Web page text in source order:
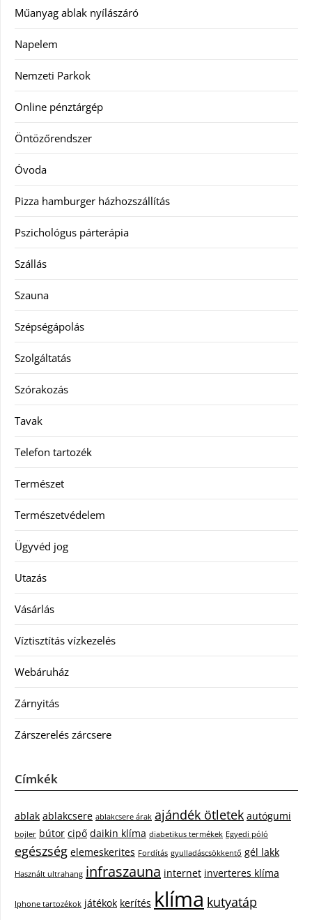
Műanyag ablak nyílászáró
Napelem
Nemzeti Parkok
Online pénztárgép
Öntözőrendszer
Óvoda
Pizza hamburger házhozszállítás
Pszichológus párterápia
Szállás
Szauna
Szépségápolás
Szolgáltatás
Szórakozás
Tavak
Telefon tartozék
Természet
Természetvédelem
Ügyvéd jog
Utazás
Vásárlás
Víztisztítás vízkezelés
Webáruház
Zárnyitás
Zárszerelés zárcsere
Címkék
ablak ablakcsere ablakcsere árak ajándék ötletek autógumi
bojler bútor cipő daikin klíma diabetikus termékek Egyedi póló
egészség elemeskerites Fordítás gyulladáscsökkentő gél lakk
Használt ultrahang infraszauna internet inverteres klíma
Iphone tartozékok játékok kerítés klíma kutyatáp